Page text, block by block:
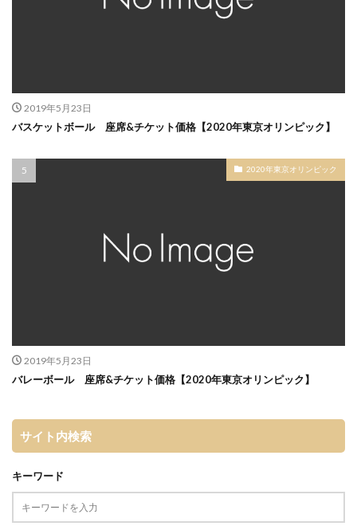
2019年5月23日
バスケットボール 座席&チケット価格【2020年東京オリンピック】
2020年東京オリンピック
2019年5月23日
バレーボール 座席&チケット価格【2020年東京オリンピック】
サイト内検索
キーワード